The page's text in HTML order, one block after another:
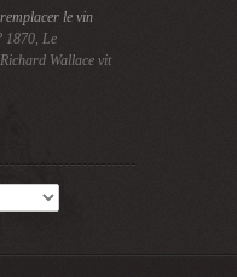
le vin
1870, Le
Wallace vit